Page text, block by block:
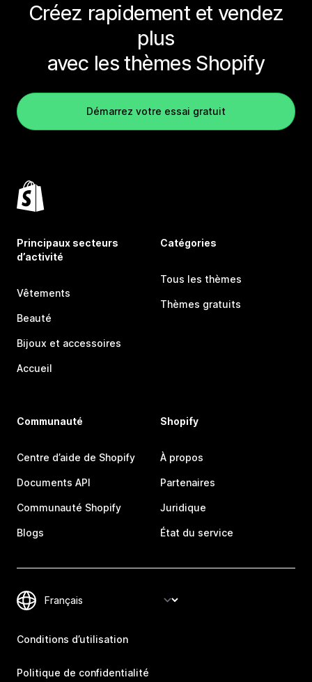
Créez rapidement et vendez
plus
avec les thèmes Shopify
Démarrez votre essai gratuit
Principaux secteurs
d’activité
Vêtements
Beauté
Bijoux et accessoires
Accueil
Catégories
Tous les thèmes
Thèmes gratuits
Communauté
Centre d’aide de Shopify
Documents API
Communauté Shopify
Blogs
Shopify
À propos
Partenaires
Juridique
État du service
Conditions d’utilisation
Politique de confidentialité